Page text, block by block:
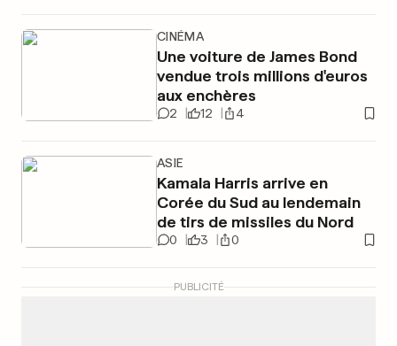
CINÉMA
Une voiture de James Bond
vendue trois millions d'euros
aux enchères
2 12 4
ASIE
Kamala Harris arrive en
Corée du Sud au lendemain
de tirs de missiles du Nord
0 3 0
PUBLICITÉ